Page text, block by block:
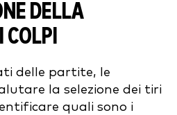
DELLA
delle partite, le
la selezione dei tiri
quali sono i